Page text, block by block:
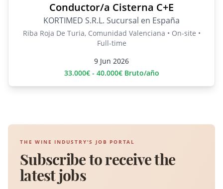
Conductor/a Cisterna C+E
KORTIMED S.R.L. Sucursal en España
Riba Roja De Turia, Comunidad Valenciana • On-site •
Full-time
9 Jun 2026
33.000€ - 40.000€ Bruto/año
THE WINE INDUSTRY'S JOB PORTAL
Subscribe to receive the
latest jobs